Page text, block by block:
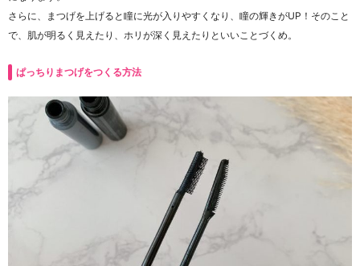
さらに、まつげを上げると瞳に光が入りやすくなり、瞳の輝きがUP！そのこと
で、肌が明るく見えたり、ホリが深く見えたりといいことづくめ。
ぱっちりまつげをつくる方法